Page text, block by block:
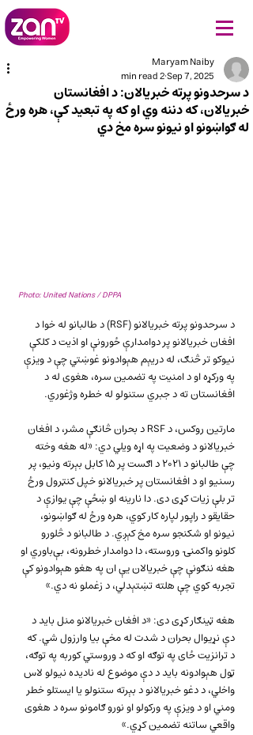
د سرحدونو پرته خبريالان: د افغانستان
خبريالان، که دننه وي او که په تبعید کې، هره ورځ
له ګواښونو او نيونو سره مخ دي
Maryam Naiby
Sep 7, 2025
2 min read
Photo: United Nations / DPPA
د سرحدونو پرته خبريالانو (RSF) د طالبانو له خوا د
افغان خبريالانو پر دوامدارې ځورونې او اذيت د کلکې
نيوکو تر څنګ، له دريېم هېوادونو غوښتي چې د ویزې
په ورکړه او د امنیت په تضمين سره، هغوی له د
افغانستان ته د جبري ستنولو له خطره وژغوري.
مارتین روکس، د RSF د بحران څانګې مشر، د افغان
خبريالانو د وضعيت په اړه ويلي دي: «له هغه وخته
چې طالبانو د ۲۰۲۱ د اګست پر ۱۵ کابل بېرته ونيو، پر
رسنيو او د افغانستان پر خبريالانو خپل کنټرول ورځ
تر بلې زيات کړی دی. دا نارينه او ښځې چې يوازې د
حقایقو د راپور لپاره کار کوي، هره ورځ له ګواښونو،
نيونو او شکنجو سره مخ کېږي. د طالبانو د څلورو
کلونو واکمنۍ وروسته، دا دوامدار خطرونه، بې‌باوري او
هغه ننګونې چې خبريالان يې ان په هغو هېوادونو کې
تجربه کوي چې هلته تښتېدلي، د زغملو نه دي.»
هغه ټینګار کړی دی: «د افغان خبريالانو منل بايد د
دې نړيوال بحران د شدت له مخې بيا وارزول شي. که
د ترانزیت ځای په توګه او که د وروستي کوربه په توګه،
ټول هېوادونه بايد د دې موضوع له ناديده نیولو لاس
واخلي، د دغو خبريالانو د بېرته ستنولو يا ايستلو خطر
ومني او د ویزې په ورکولو او نورو ګامونو سره د هغوی
واقعي ساتنه تضمين کړي.»